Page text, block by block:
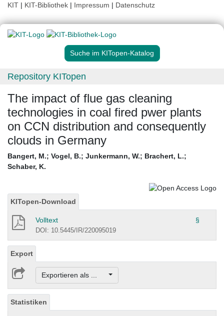
KIT | KIT-Bibliothek | Impressum | Datenschutz
Suche im KITopen-Katalog
Repository KITopen
The impact of flue gas cleaning
technologies in coal fired pwer plants
on CCN distribution and consequently
clouds in Germany
Bangert, M.; Vogel, B.; Junkermann, W.; Brachert, L.;
Schaber, K.
KITopen-Download
Volltext §
DOI: 10.5445/IR/220095019
Export
Exportieren als ...
Statistiken